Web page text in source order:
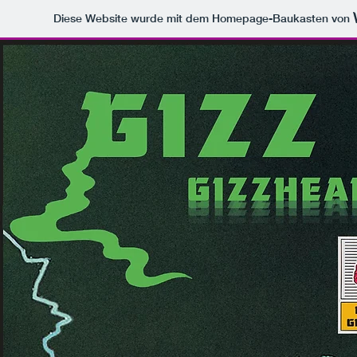
Diese Website wurde mit dem Homepage-Baukasten von
Gizzheads Hamburg
Listen to King Gizzard
& Party